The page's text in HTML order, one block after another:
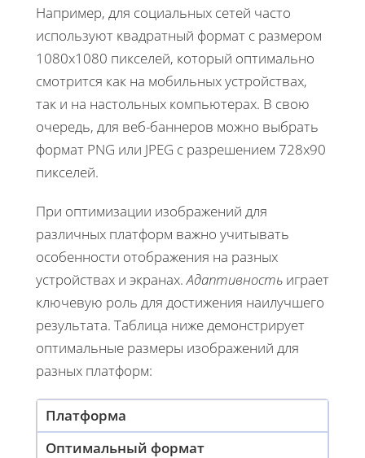
Например, для социальных сетей часто
используют квадратный формат с размером
1080x1080 пикселей, который оптимально
смотрится как на мобильных устройствах,
так и на настольных компьютерах. В свою
очередь, для веб-баннеров можно выбрать
формат PNG или JPEG с разрешением 728x90
пикселей.
При оптимизации изображений для
различных платформ важно учитывать
особенности отображения на разных
устройствах и экранах.Адаптивность играет
ключевую роль для достижения наилучшего
результата. Таблица ниже демонстрирует
оптимальные размеры изображений для
разных платформ:
Платформа
Оптимальный формат